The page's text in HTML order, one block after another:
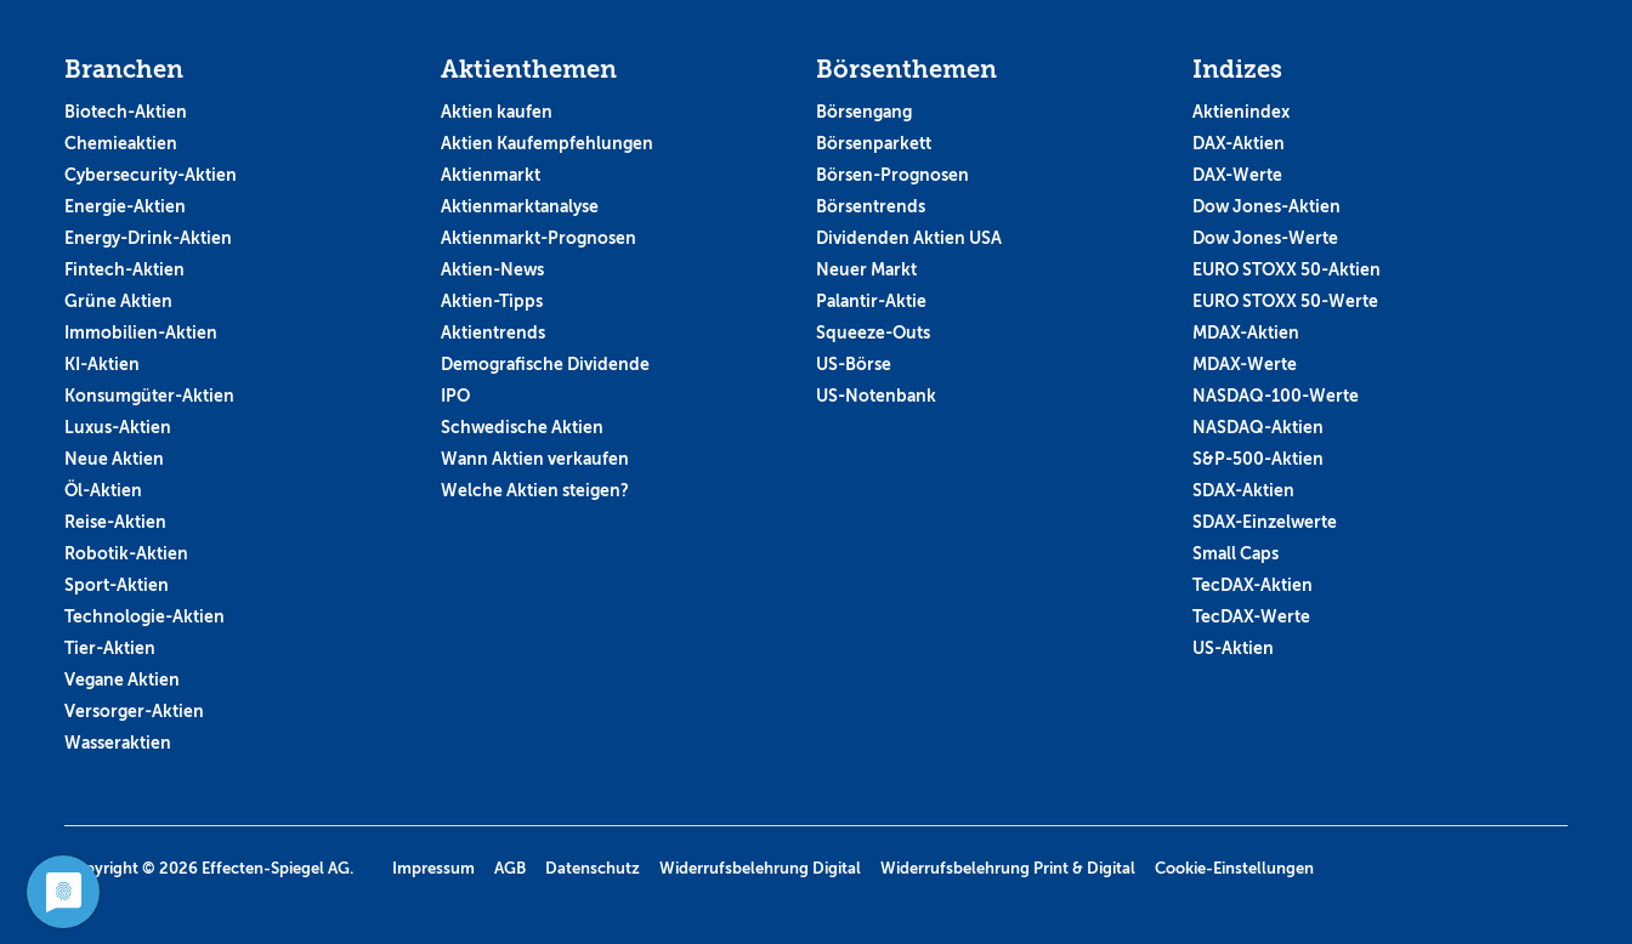
Branchen
Biotech-Aktien
Chemieaktien
Cybersecurity-Aktien
Energie-Aktien
Energy-Drink-Aktien
Fintech-Aktien
Grüne Aktien
Immobilien-Aktien
KI-Aktien
Konsumgüter-Aktien
Luxus-Aktien
Neue Aktien
Öl-Aktien
Reise-Aktien
Robotik-Aktien
Sport-Aktien
Technologie-Aktien
Tier-Aktien
Vegane Aktien
Versorger-Aktien
Wasseraktien
Aktienthemen
Aktien kaufen
Aktien Kaufempfehlungen
Aktienmarkt
Aktienmarktanalyse
Aktienmarkt-Prognosen
Aktien-News
Aktien-Tipps
Aktientrends
Demografische Dividende
IPO
Schwedische Aktien
Wann Aktien verkaufen
Welche Aktien steigen?
Börsenthemen
Börsengang
Börsenparkett
Börsen-Prognosen
Börsentrends
Dividenden Aktien USA
Neuer Markt
Palantir-Aktie
Squeeze-Outs
US-Börse
US-Notenbank
Indizes
Aktienindex
DAX-Aktien
DAX-Werte
Dow Jones-Aktien
Dow Jones-Werte
EURO STOXX 50-Aktien
EURO STOXX 50-Werte
MDAX-Aktien
MDAX-Werte
NASDAQ-100-Werte
NASDAQ-Aktien
S&P-500-Aktien
SDAX-Aktien
SDAX-Einzelwerte
Small Caps
TecDAX-Aktien
TecDAX-Werte
US-Aktien
Copyright © 2026 Effecten-Spiegel AG. Impressum AGB Datenschutz Widerrufsbelehrung Digital Widerrufsbelehrung Print & Digital Cookie-Einstellungen